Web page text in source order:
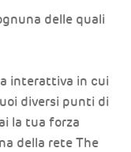
delle quali
interattiva in cui
diversi punti di
la tua forza
della rete The